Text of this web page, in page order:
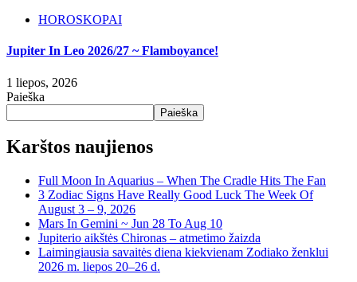
HOROSKOPAI
Jupiter In Leo 2026/27 ~ Flamboyance!
1 liepos, 2026
Paieška
Paieška
Karštos naujienos
Full Moon In Aquarius – When The Cradle Hits The Fan
3 Zodiac Signs Have Really Good Luck The Week Of
August 3 – 9, 2026
Mars In Gemini ~ Jun 28 To Aug 10
Jupiterio aikštės Chironas – atmetimo žaizda
Laimingiausia savaitės diena kiekvienam Zodiako ženklui
2026 m. liepos 20–26 d.